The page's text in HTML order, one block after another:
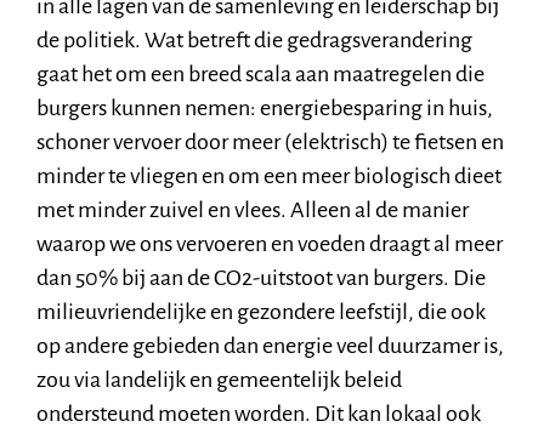
in alle lagen van de samenleving en leiderschap bij
de politiek. Wat betreft die gedragsverandering
gaat het om een breed scala aan maatregelen die
burgers kunnen nemen: energiebesparing in huis,
schoner vervoer door meer (elektrisch) te fietsen en
minder te vliegen en om een meer biologisch dieet
met minder zuivel en vlees. Alleen al de manier
waarop we ons vervoeren en voeden draagt al meer
dan 50% bij aan de CO2-uitstoot van burgers. Die
milieuvriendelijke en gezondere leefstijl, die ook
op andere gebieden dan energie veel duurzamer is,
zou via landelijk en gemeentelijk beleid
ondersteund moeten worden. Dit kan lokaal ook